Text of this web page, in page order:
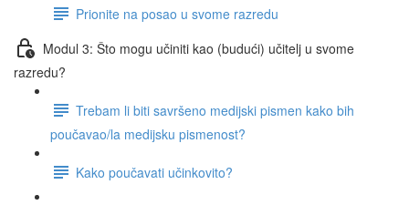
Prionite na posao u svome razredu
Modul 3: Što mogu učiniti kao (budući) učitelj u svome
razredu?
Trebam li biti savršeno medijski pismen kako bih
poučavao/la medijsku pismenost?
Kako poučavati učinkovito?